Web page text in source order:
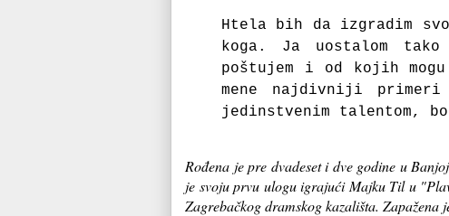
Htela bih da izgradim
koga. Ja uostalom tako
poštujem i od kojih
mene najdivniji
jedinstvenim talentom,
Rođena je pre dvadeset i dve godine u
je svoju prvu ulogu igrajući Majku Til u
Zagrebačkog dramskog kazališta.